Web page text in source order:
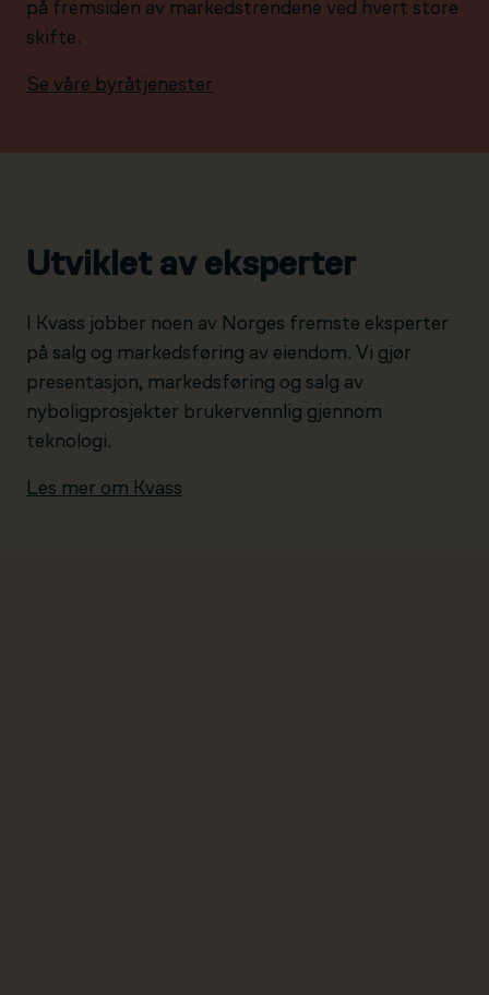
på fremsiden av markedstrendene ved hvert store
skifte.
Se våre byråtjenester
Utviklet av eksperter
I Kvass jobber noen av Norges fremste eksperter
på salg og markedsføring av eiendom. Vi gjør
presentasjon, markedsføring og salg av
nyboligprosjekter brukervennlig gjennom
teknologi.
Les mer om Kvass